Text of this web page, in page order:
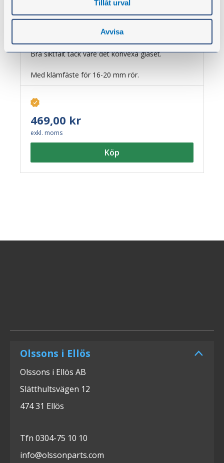
Tillåt urval
Avvisa
Backspegel klämfäste 155x115 mm
Universal innerbackspegel i litet format.
Bra siktfält tack vare det konvexa glaset.
Med klämfäste för 16-20 mm rör.
469,00 kr
exkl. moms
Köp
Olssons i Ellös
Olssons i Ellös AB
Slätthultsvägen 12
474 31 Ellös
Tfn 0304-75 10 10
info@olssonparts.com